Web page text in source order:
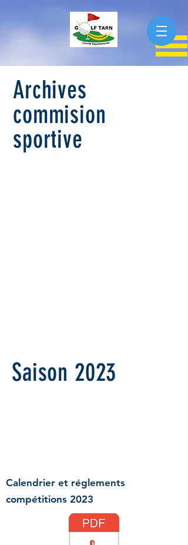
Archives
commision
sportive
Saison 2023
Calendrier et réglements
compétitions 2023